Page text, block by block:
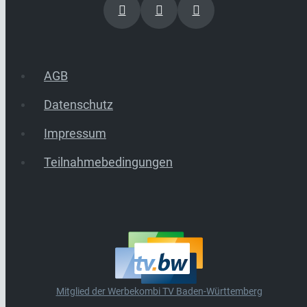
AGB
Datenschutz
Impressum
Teilnahmebedingungen
Mitglied der Werbekombi TV Baden-Württemberg